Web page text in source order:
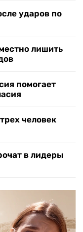
ударов по
лишить
помогает
человек
в лидеры